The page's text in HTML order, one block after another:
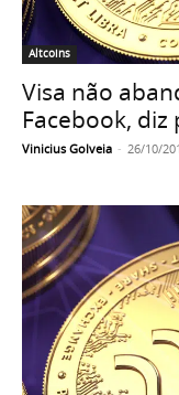
Altcoins
Visa não
Facebook,
Vinicius Golveia - 26/10/